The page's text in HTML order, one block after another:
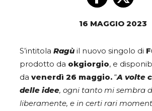
16 MAGGIO 2023
S’intitola Ragùil nuovo singolo di
prodotto da okgiorgio, e
da venerdì 26 maggio. “A volte
delle idee, ogni tanto mi sembra
liberamente, e in certi rari